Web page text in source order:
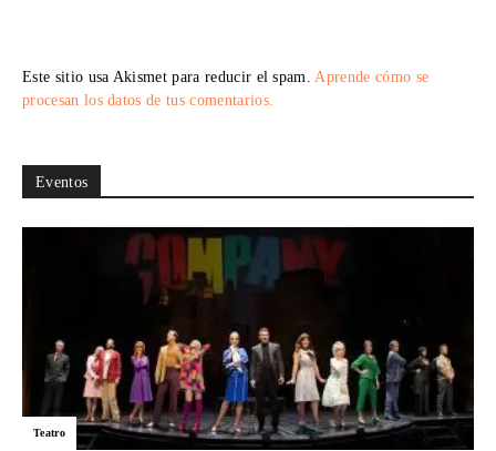
Este sitio usa Akismet para reducir el spam. Aprende cómo se
procesan los datos de tus comentarios.
Eventos
Teatro